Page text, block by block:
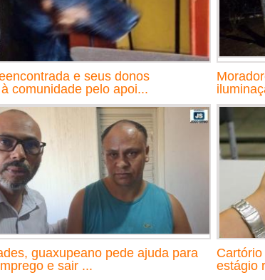
e seus donos
comunidade pelo apoi...
guaxupeano pede ajuda para
e sair ...
estágio